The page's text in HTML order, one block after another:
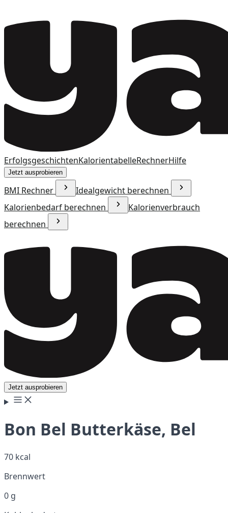
ErfolgsgeschichtenKalorientabelleRechnerHilfe
Jetzt ausprobieren
BMI Rechner
Idealgewicht berechnen
Kalorienbedarf berechnen
Kalorienverbrauch
berechnen
Jetzt ausprobieren
Bon Bel Butterkäse, Bel
70 kcal
Brennwert
0 g